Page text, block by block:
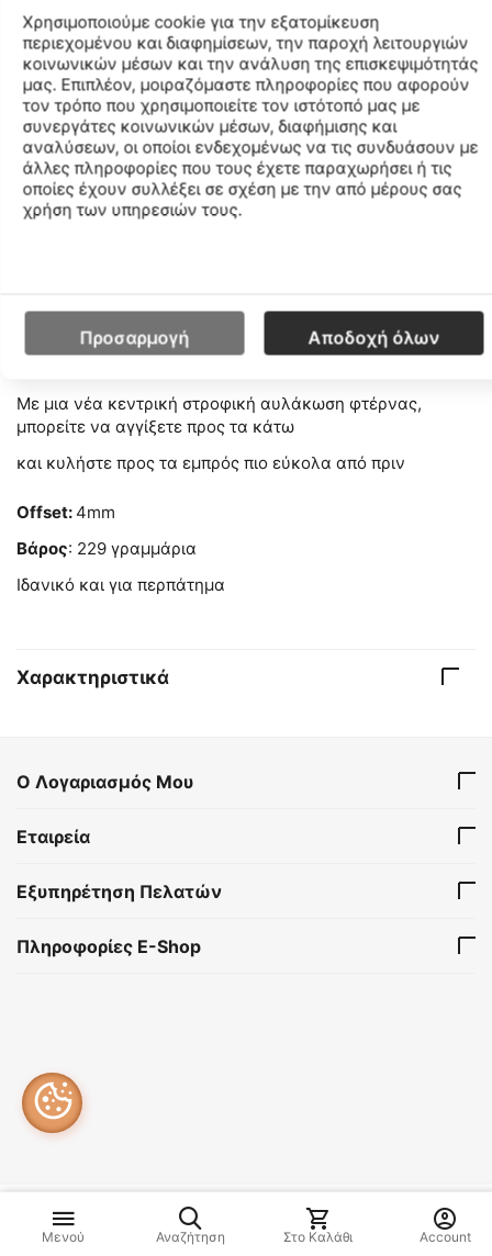
παπούτσι. Αυτά τα δυο χαρακτηριστικά, που έχει το
παπούτσι, κάνουν το πρόγραμμα προπόνησής σας να
μοιάζει με διακοπές.
ΠΙΟ ΕΛΑΦΡΥ, ΠΙΟ ΜΑΛΑΚΟ, ΠΙΟ ΓΡΗΓΟΡΟ.
Γνωρίστε την πιο μαλακή πλευρά της τεχνολογίας
SPEEDROLL καθώς στη νέα ανανεωμένη εκδοχή του έχει
επιπλέον 2 μιλιμέτρ αφρού PWRRUN και εστιάστε στην
άνεση.
Υποστήριξη, που είναι ελαφριά και δεν σας βαραίνει.
Με μια νέα κεντρική στροφική αυλάκωση φτέρνας,
μπορείτε να αγγίξετε προς τα κάτω
και κυλήστε προς τα εμπρός πιο εύκολα από πριν
Offset:4mm
Βάρος: 229 γραμμάρια
Iδανικό και για περπάτημα
Χαρακτηριστικά
Ο Λογαριασμός Μου
Εταιρεία
Εξυπηρέτηση Πελατών
Πληροφορίες E-Shop
Μενού Αναζήτηση Στο Καλάθι Account
Χρησιμοποιούμε cookie για την εξατομίκευση
περιεχομένου και διαφημίσεων, την παροχή λειτουργιών
κοινωνικών μέσων και την ανάλυση της επισκεψιμότητάς
μας. Επιπλέον, μοιραζόμαστε πληροφορίες που αφορούν
τον τρόπο που χρησιμοποιείτε τον ιστότοπό μας με
συνεργάτες κοινωνικών μέσων, διαφήμισης και
αναλύσεων, οι οποίοι ενδεχομένως να τις συνδυάσουν με
άλλες πληροφορίες που τους έχετε παραχωρήσει ή τις
οποίες έχουν συλλέξει σε σχέση με την από μέρους σας
χρήση των υπηρεσιών τους.
Προσαρμογή Αποδοχή όλων